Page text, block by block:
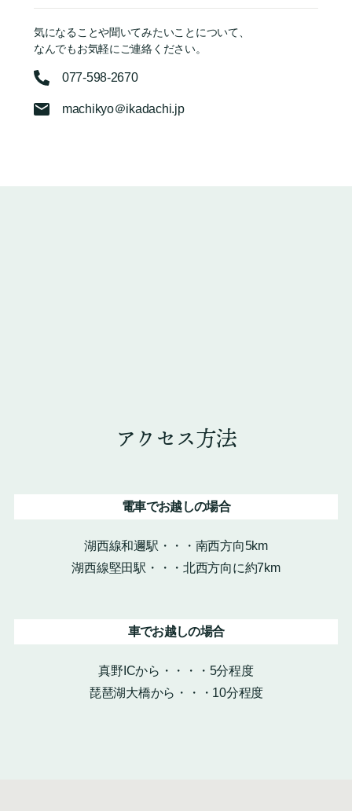
気になることや聞いてみたいことについて、
なんでもお気軽にご連絡ください。
077-598-2670
machikyo＠ikadachi.jp
アクセス方法
電車でお越しの場合
湖西線和邇駅・・・南西方向5km
湖西線堅田駅・・・北西方向に約7km
車でお越しの場合
真野ICから・・・・5分程度
琵琶湖大橋から・・・10分程度